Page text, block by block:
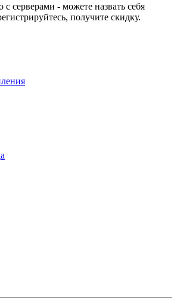
с серверами - можете назвать себя
получите скидку.